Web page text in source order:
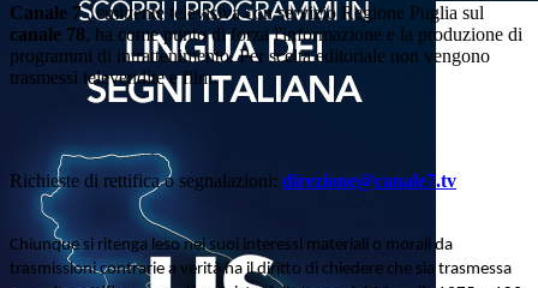
Canale 7, emittente televisiva con servizio Regione Puglia sul
canale 78, ha come punto di forza l'informazione e la produzione di
programmi di intrattenimento. Per scelta editoriale non vengono
trasmessi televendite e film.
Richieste di rettifica o segnalazioni: direzione@canale7.tv
Chiunque si ritenga leso nei suoi interessi materiali o morali da
trasmissioni contrarie a verità ha il diritto di chiedere che sia trasmessa